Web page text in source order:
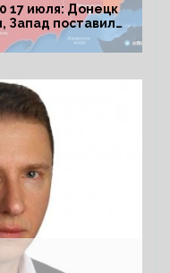
17 июля: Донецк
Запад поставил